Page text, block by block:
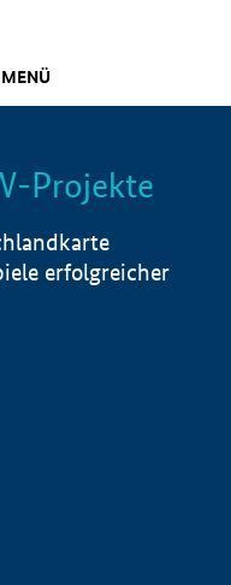
MENÜ
Info
Projekte
erfolgreicher